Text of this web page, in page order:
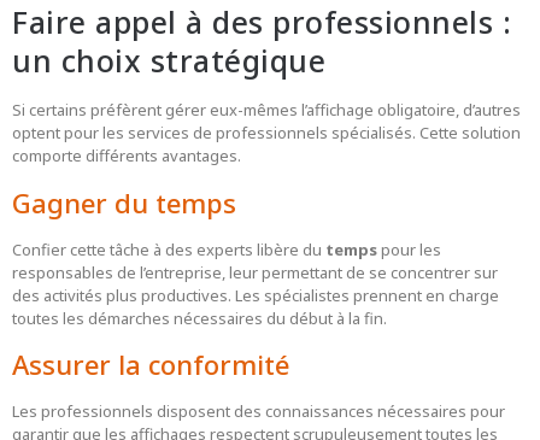
Faire appel à des professionnels :
un choix stratégique
Si certains préfèrent gérer eux-mêmes l’affichage obligatoire, d’autres
optent pour les services de professionnels spécialisés. Cette solution
comporte différents avantages.
Gagner du temps
Confier cette tâche à des experts libère du tempspour les
responsables de l’entreprise, leur permettant de se concentrer sur
des activités plus productives. Les spécialistes prennent en charge
toutes les démarches nécessaires du début à la fin.
Assurer la conformité
Les professionnels disposent des connaissances nécessaires pour
garantir que les affichages respectent scrupuleusement toutes les